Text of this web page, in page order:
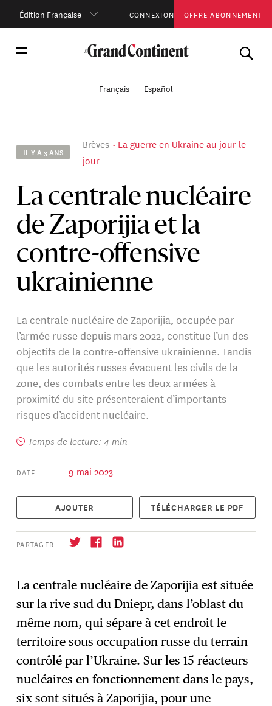
Édition Française CONNEXION OFFRE ABONNEMENT
Français Español
IL Y A 3 ANS
Brèves
La guerre en Ukraine au jour le
jour
La centrale nucléaire
de Zaporijia et la
contre-offensive
ukrainienne
La centrale nucléaire de Zaporijia, occupée par
l’armée russe depuis mars 2022, constitue l’un des
objectifs de la contre-offensive ukrainienne. Tandis
que les autorités russes évacuent les civils de la
zone, des combats entre les deux armées à
proximité du site présenteraient d’importants
risques d’accident nucléaire.
Temps de lecture: 4 min
DATE 9 mai 2023
AJOUTER TÉLÉCHARGER LE PDF
PARTAGER
→
La centrale nucléaire de Zaporijia est située
sur la rive sud du Dniepr, dans l’oblast du
même nom, qui sépare à cet endroit le
territoire sous occupation russe du terrain
contrôlé par l’Ukraine. Sur les 15 réacteurs
nucléaires en fonctionnement dans le pays,
six sont situés à Zaporijia, pour une